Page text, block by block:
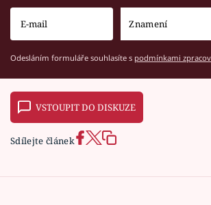
Odesláním formuláře souhlasíte s podmínkami
VSTOUPIT DO DISKUZE
Sdílejte článek